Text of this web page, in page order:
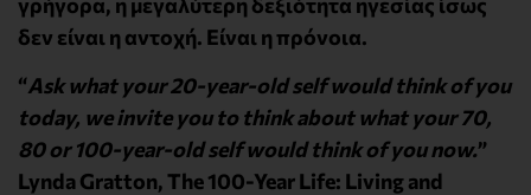
δεν είναι η αντοχή. Είναι η πρόνοια.
“Ask what your 20-year-old self would think of you
today, we invite you to think about what your 70,
80 or 100-year-old self would think of you now.”
Lynda Gratton, The 100-Year Life: Living and